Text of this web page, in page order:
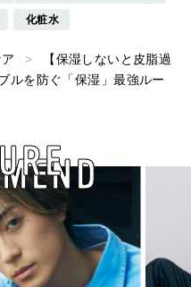
化粧水
【保湿しないと皮脂過
ルを防ぐ「保湿」最強ルー